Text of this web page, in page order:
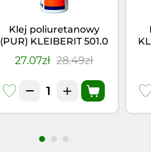
Klej poliuretanowy
(PUR) KLEIBERIT 501.0
(0,5kg)
27.07zł 28.49zł